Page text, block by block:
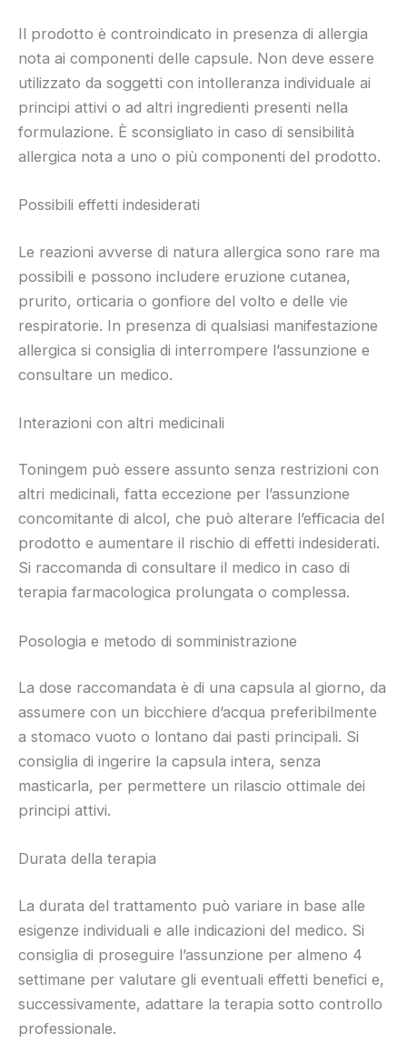
Il prodotto è controindicato in presenza di allergia
nota ai componenti delle capsule. Non deve essere
utilizzato da soggetti con intolleranza individuale ai
principi attivi o ad altri ingredienti presenti nella
formulazione. È sconsigliato in caso di sensibilità
allergica nota a uno o più componenti del prodotto.
Possibili effetti indesiderati
Le reazioni avverse di natura allergica sono rare ma
possibili e possono includere eruzione cutanea,
prurito, orticaria o gonfiore del volto e delle vie
respiratorie. In presenza di qualsiasi manifestazione
allergica si consiglia di interrompere l’assunzione e
consultare un medico.
Interazioni con altri medicinali
Toningem può essere assunto senza restrizioni con
altri medicinali, fatta eccezione per l’assunzione
concomitante di alcol, che può alterare l’efficacia del
prodotto e aumentare il rischio di effetti indesiderati.
Si raccomanda di consultare il medico in caso di
terapia farmacologica prolungata o complessa.
Posologia e metodo di somministrazione
La dose raccomandata è di una capsula al giorno, da
assumere con un bicchiere d’acqua preferibilmente
a stomaco vuoto o lontano dai pasti principali. Si
consiglia di ingerire la capsula intera, senza
masticarla, per permettere un rilascio ottimale dei
principi attivi.
Durata della terapia
La durata del trattamento può variare in base alle
esigenze individuali e alle indicazioni del medico. Si
consiglia di proseguire l’assunzione per almeno 4
settimane per valutare gli eventuali effetti benefici e,
successivamente, adattare la terapia sotto controllo
professionale.